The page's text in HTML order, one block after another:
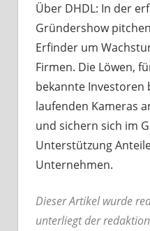
Über DHDL: In der
Gründershow
Erfinder um
Firmen. Die Löwen,
bekannte Investoren
laufenden Kameras
und sichern sich im
Unterstützung
Unternehmen.
Dieser Artikel wurde
unterliegt der